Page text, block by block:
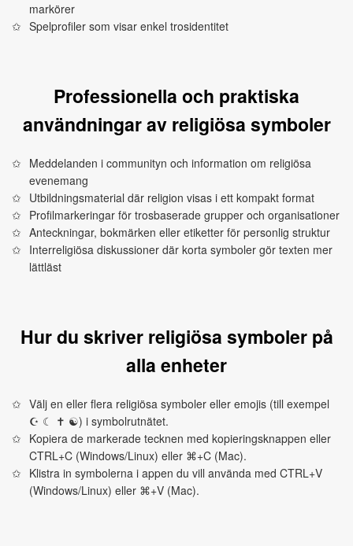
markörer
Spelprofiler som visar enkel trosidentitet
Professionella och praktiska
användningar av religiösa symboler
Meddelanden i communityn och information om religiösa
evenemang
Utbildningsmaterial där religion visas i ett kompakt format
Profilmarkeringar för trosbaserade grupper och organisationer
Anteckningar, bokmärken eller etiketter för personlig struktur
Interreligiösa diskussioner där korta symboler gör texten mer
lättläst
Hur du skriver religiösa symboler på
alla enheter
Välj en eller flera religiösa symboler eller emojis (till exempel
☪ ☾ ✝ ☯) i symbolrutnätet.
Kopiera de markerade tecknen med kopieringsknappen eller
CTRL+C (Windows/Linux) eller ⌘+C (Mac).
Klistra in symbolerna i appen du vill använda med CTRL+V
(Windows/Linux) eller ⌘+V (Mac).